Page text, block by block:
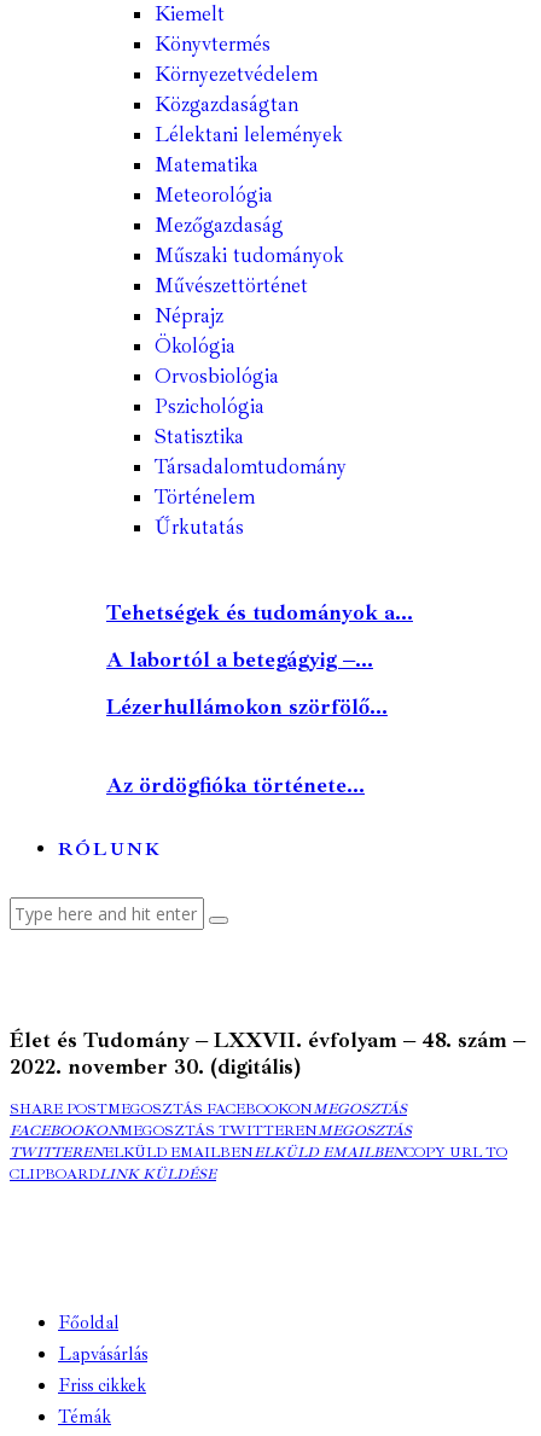
Kiemelt
Könyvtermés
Környezetvédelem
Közgazdaságtan
Lélektani lelemények
Matematika
Meteorológia
Mezőgazdaság
Műszaki tudományok
Művészettörténet
Néprajz
Ökológia
Orvosbiológia
Pszichológia
Statisztika
Társadalomtudomány
Történelem
Űrkutatás
Tehetségek és tudományok a...
A labortól a betegágyig –...
Lézerhullámokon szörfölő...
Az ördögfióka története...
RÓLUNK
Élet és Tudomány – LXXVII. évfolyam – 48. szám –
2022. november 30. (digitális)
SHARE POSTMEGOSZTÁS FACEBOOKONMEGOSZTÁS
FACEBOOKONMEGOSZTÁS TWITTERENMEGOSZTÁS
TWITTERENELKÜLD EMAILBENELKÜLD EMAILBENCOPY URL TO
CLIPBOARDLINK KÜLDÉSE
Főoldal
Lapvásárlás
Friss cikkek
Témák